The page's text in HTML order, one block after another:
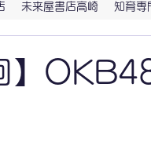
未来屋書店高崎 知育
】